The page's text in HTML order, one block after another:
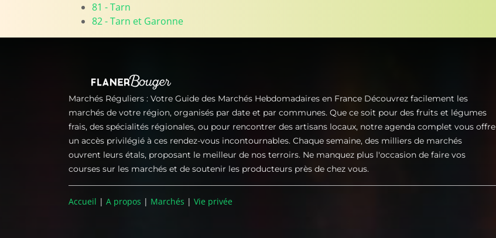
81 - Tarn
82 - Tarn et Garonne
Marchés Réguliers : Votre Guide des Marchés Hebdomadaires en France Découvrez facilement les
marchés de votre région, organisés par date et par communes. Que ce soit pour des fruits et légumes
frais, des spécialités régionales, ou pour rencontrer des artisans locaux, notre agenda complet vous offre
un accès privilégié à ces rendez-vous incontournables. Chaque semaine, des milliers de marchés
ouvrent leurs étals, proposant le meilleur de nos terroirs. Ne manquez plus l'occasion de faire vos
courses sur les marchés et de soutenir les producteurs près de chez vous.
Accueil | A propos | Marchés | Vie privée